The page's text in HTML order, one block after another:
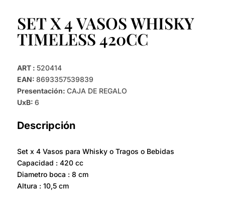
SET X 4 VASOS WHISKY
TIMELESS 420CC
ART : 520414
EAN: 8693357539839
Presentación: CAJA DE REGALO
UxB: 6
Descripción
Set x 4 Vasos para Whisky o Tragos o Bebidas
Capacidad : 420 cc
Diametro boca : 8 cm
Altura : 10,5 cm